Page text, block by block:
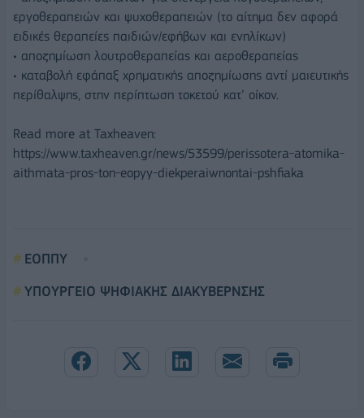
εργοθεραπειών και ψυχοθεραπειών (το αίτημα δεν αφορά
ειδικές θεραπείες παιδιών/εφήβων και ενηλίκων)
• αποζημίωση λουτροθεραπείας και αεροθεραπείας
• καταβολή εφάπαξ χρηματικής αποζημίωσης αντί μαιευτικής
περίθαλψης, στην περίπτωση τοκετού κατ’ οίκον.
Read more at Taxheaven:
https://www.taxheaven.gr/news/53599/perissotera-atomika-
aithmata-pros-ton-eopyy-diekperaiwnontai-pshfiaka
ΕΟΠΠΥ
ΥΠΟΥΡΓΕΙΟ ΨΗΦΙΑΚΗΣ ΔΙΑΚΥΒΕΡΝΣΗΣ